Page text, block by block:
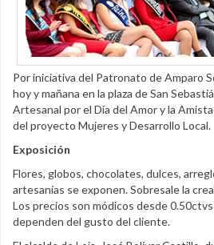
Por iniciativa del Patronato de Amparo
hoy y mañana en la plaza de San
Artesanal por el Día del Amor y la
del proyecto Mujeres y Desarrollo Local.
Exposición
Flores, globos, chocolates, dulces,
artesanías se exponen. Sobresale la
Los precios son módicos desde
dependen del gusto del cliente.